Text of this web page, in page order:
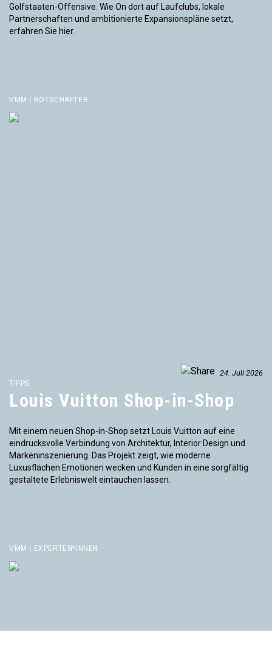
Golfstaaten-Offensive. Wie On dort auf Laufclubs, lokale
Partnerschaften und ambitionierte Expansionspläne setzt,
erfahren Sie hier.
VMM | BOTSCHAFTER
24. Juli 2026
TIPPS
Louis Vuitton Shop-in-Shop
Mit einem neuen Shop-in-Shop setzt Louis Vuitton auf eine
eindrucksvolle Verbindung von Architektur, Interior Design und
Markeninszenierung. Das Projekt zeigt, wie moderne
Luxusflächen Emotionen wecken und Kunden in eine sorgfältig
gestaltete Erlebniswelt eintauchen lassen.
VMM | EXPERTEN*INNEN